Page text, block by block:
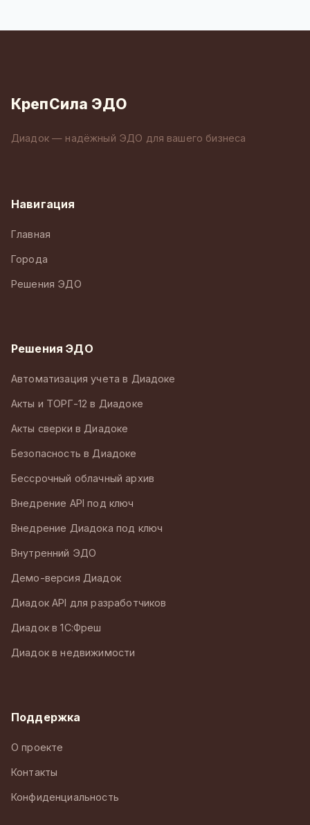
КрепСила ЭДО
Диадок — надёжный ЭДО для вашего бизнеса
Навигация
Главная
Города
Решения ЭДО
Решения ЭДО
Автоматизация учета в Диадоке
Акты и ТОРГ-12 в Диадоке
Акты сверки в Диадоке
Безопасность в Диадоке
Бессрочный облачный архив
Внедрение API под ключ
Внедрение Диадока под ключ
Внутренний ЭДО
Демо-версия Диадок
Диадок API для разработчиков
Диадок в 1С:Фреш
Диадок в недвижимости
Поддержка
О проекте
Контакты
Конфиденциальность